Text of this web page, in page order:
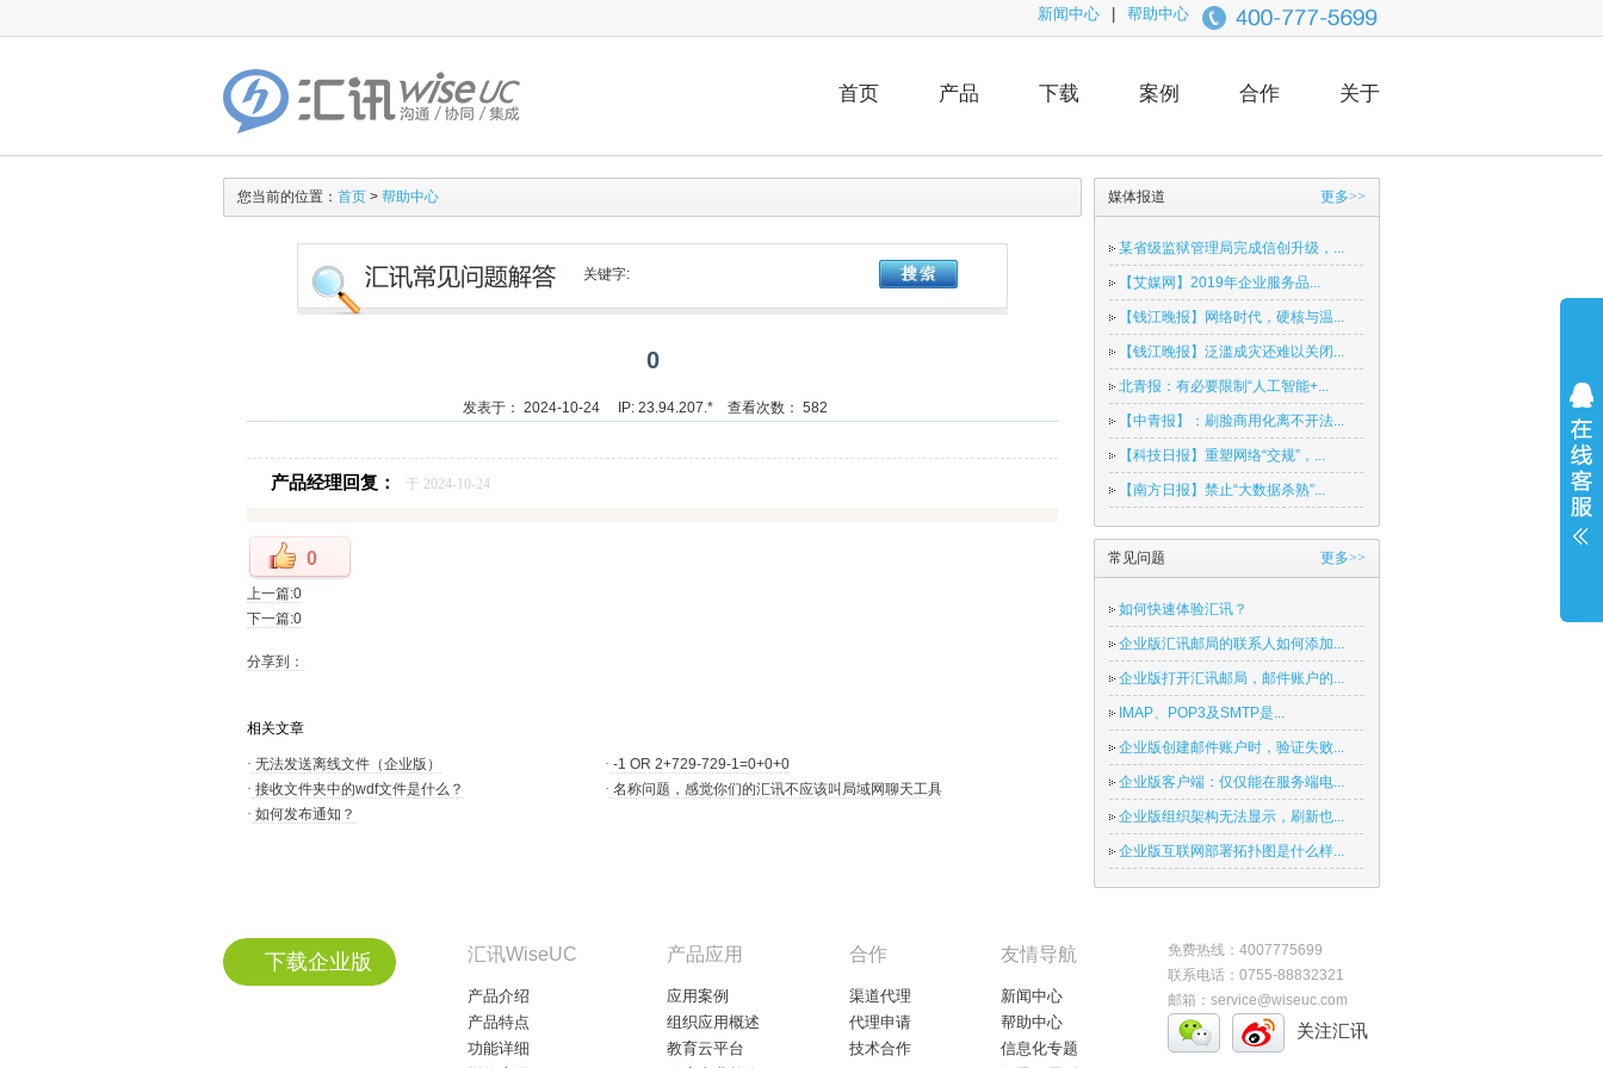
新闻中心 帮助中心
首页 产品 下载 案例 合作 关于
您当前的位置： 首页 > 帮助中心
关键字:
0
发表于： 2024-10-24 IP: 23.94.207.* 查看次数： 582
产品经理回复： 于 2024-10-24
0
上一篇:0
下一篇:0
分享到：
相关文章
· 无法发送离线文件（企业版） · -1 OR 2+729-729-1=0+0+0
· 接收文件夹中的wdf文件是什么？ · 名称问题，感觉你们的汇讯不应该叫局域网聊天工具
· 如何发布通知？
媒体报道 更多>>
某省级监狱管理局完成信创升级，...
【艾媒网】2019年企业服务品...
【钱江晚报】网络时代，硬核与温...
【钱江晚报】泛滥成灾还难以关闭...
北青报：有必要限制“人工智能+...
【中青报】：刷脸商用化离不开法...
【科技日报】重塑网络“交规”，...
【南方日报】禁止“大数据杀熟”...
常见问题 更多>>
如何快速体验汇讯？
企业版汇讯邮局的联系人如何添加...
企业版打开汇讯邮局，邮件账户的...
IMAP、POP3及SMTP是...
企业版创建邮件账户时，验证失败...
企业版客户端：仅仅能在服务端电...
企业版组织架构无法显示，刷新也...
企业版互联网部署拓扑图是什么样...
下载企业版 汇讯WiseUC
产品介绍
产品特点
功能详细
产品应用
应用案例
组织应用概述
教育云平台
合作
渠道代理
代理申请
技术合作
友情导航
新闻中心
帮助中心
信息化专题
免费热线：4007775699
联系电话：0755-88832321
邮箱：service@wiseuc.com
关注汇讯